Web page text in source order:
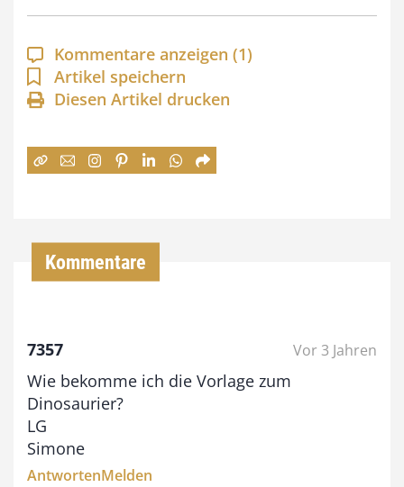
n
e
7
4
i
Kommentare anzeigen (1)
Artikel speichern
Diesen Artikel drucken
Kommentare
7357 Vor 3 Jahren
Wie bekomme ich die Vorlage zum
Dinosaurier?
LG
Simone
AntwortenMelden